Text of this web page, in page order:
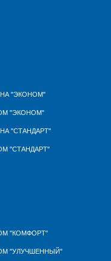
"ЭКОНОМ"
"ЭКОНОМ"
"СТАНДАРТ"
"СТАНДАРТ"
"КОМФОРТ"
"УЛУЧШЕННЫЙ"